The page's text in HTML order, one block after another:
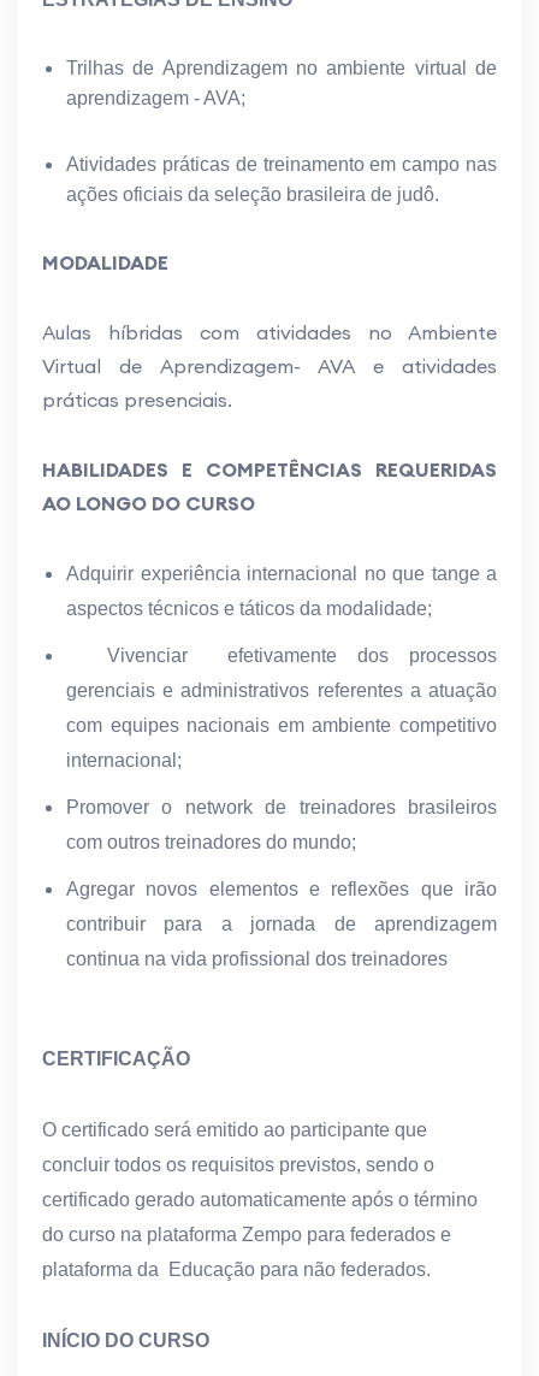
Trilhas de Aprendizagem no ambiente virtual de
aprendizagem - AVA;
Atividades práticas de treinamento em campo nas
ações oficiais da seleção brasileira de judô.
MODALIDADE
Aulas híbridas com atividades no Ambiente
Virtual de Aprendizagem- AVA e atividades
práticas presenciais.
HABILIDADES E COMPETÊNCIAS REQUERIDAS
AO LONGO DO CURSO
Adquirir experiência internacional no que tange a
aspectos técnicos e táticos da modalidade;
Vivenciar efetivamente dos processos
gerenciais e administrativos referentes a atuação
com equipes nacionais em ambiente competitivo
internacional;
Promover o network de treinadores brasileiros
com outros treinadores do mundo;
Agregar novos elementos e reflexões que irão
contribuir para a jornada de aprendizagem
continua na vida profissional dos treinadores
CERTIFICAÇÃO
O certificado será emitido ao participante que
concluir todos os requisitos previstos, sendo o
certificado gerado automaticamente após o término
do curso na plataforma Zempo para federados e
plataforma da Educação para não federados.
INÍCIO DO CURSO